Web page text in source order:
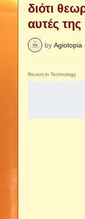
διότι
αυτές της
by Agiotopia
Recent in Technology